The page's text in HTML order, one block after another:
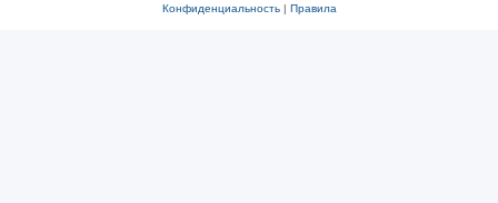
Конфиденциальность| Правила